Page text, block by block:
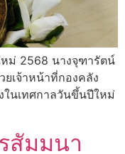
ม่ 2568 นางจุฑารัตน์
เจ้าหน้าที่กองคลัง
ในเทศกาลวันขึ้นปีใหม่
สัมมนา